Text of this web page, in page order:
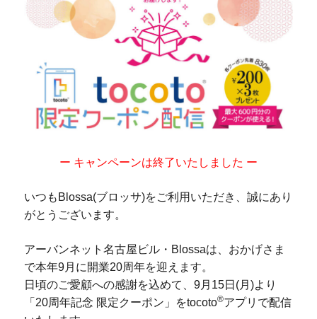
ー キャンペーンは終了いたしました ー
いつもBlossa(ブロッサ)をご利用いただき、誠にあり
がとうございます。
アーバンネット名古屋ビル・Blossaは、おかげさま
で本年9月に開業20周年を迎えます。
日頃のご愛顧への感謝を込めて、9月15日(月)より
「20周年記念 限定クーポン」をtocoto®アプリで配信